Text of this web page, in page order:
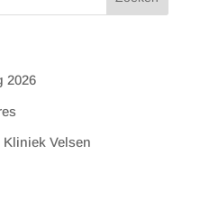
2026
Velsen